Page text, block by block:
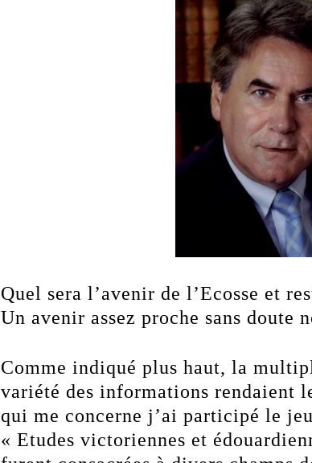
Quel sera l’avenir de l’Ecosse et
Un avenir assez proche sans doute
Comme indiqué plus haut, la
variété des informations rendaient
qui me concerne j’ai participé le
« Etudes victoriennes et